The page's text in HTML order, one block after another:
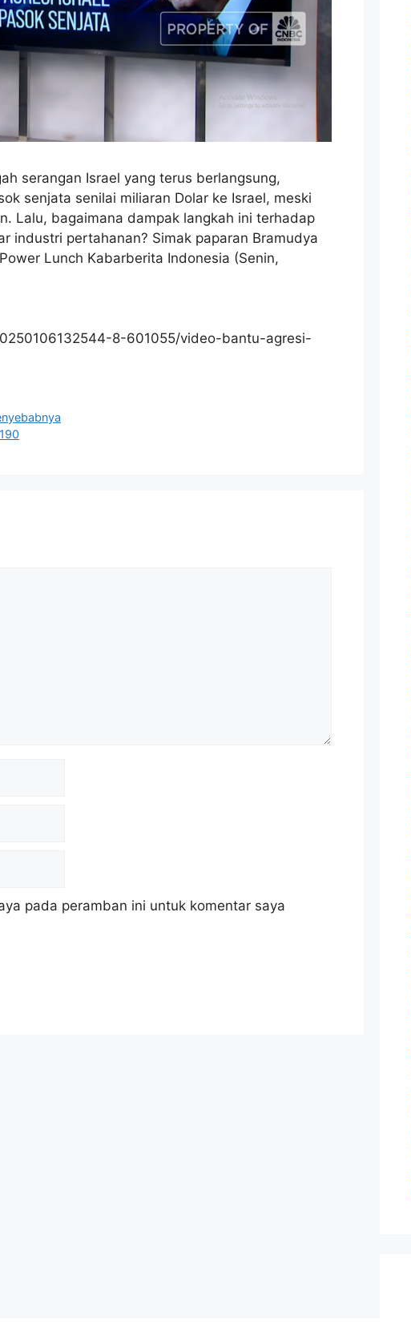
serangan Israel yang terus berlangsung,
senjata senilai miliaran Dolar ke Israel, meski
Lalu, bagaimana dampak langkah ini terhadap
industri pertahanan? Simak paparan Bramudya
Lunch Kabarberita Indonesia (Senin,
8-601055/video-bantu-agresi-
pada peramban ini untuk komentar saya